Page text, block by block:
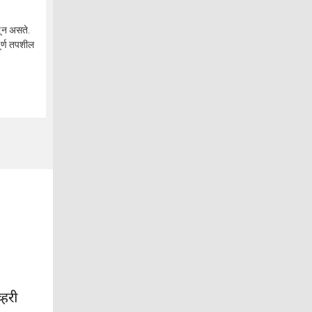
असते.
तपशील